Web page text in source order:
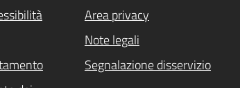
Area privacy
Note legali
Segnalazione disservizio